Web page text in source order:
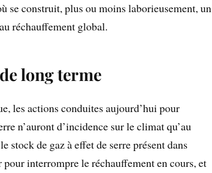
se construit, plus ou moins laborieusement, un
réchauffement global.
de long terme
les actions conduites aujourd’hui pour
n’auront d’incidence sur le climat qu’au
stock de gaz à effet de serre présent dans
interrompre le réchauffement en cours, et